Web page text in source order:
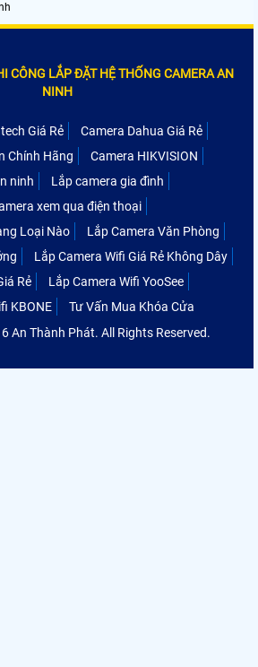
CÔNG LẮP ĐẶT HỆ THỐNG CAMERA AN
NINH
Giá Rẻ
Camera Dahua Giá Rẻ
Chính Hãng
Camera HIKVISION
ninh
Lắp camera gia đình
xem qua điện thoại
Loại Nào
Lắp Camera Văn Phòng
Lắp Camera Wifi Giá Rẻ Không Dây
Rẻ
Lắp Camera Wifi YooSee
KBONE
Tư Vấn Mua Khóa Cửa
An Thành Phát. All Rights Reserved.